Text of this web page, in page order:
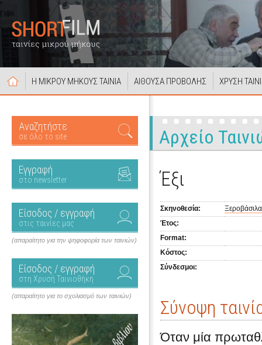
Η ΜΙΚΡΟΥ ΜΗΚΟΥΣ ΤΑΙΝΙΑ ΑΙΘΟΥΣΑ ΠΡΟΒΟΛΗΣ ΧΡΥΣΗ
Αναζητήστε
σε όλο το site
Εγγραφή
στο newsletter
Είσοδος / εγγραφή
στις ταινίες μας
(απαραίτητο για την ψηφοφορία των ταινιών)
Είσοδος / εγγραφή
στη Χρυσή Ταινιοθήκη
(απαραίτητο για το σχολιασμό των ταινιών)
Αρχείο
Έξι
Σκηνοθεσία:
Έτος:
Format:
Κόστος:
Σύνδεσμοι:
Σύνοψη
Όταν μία